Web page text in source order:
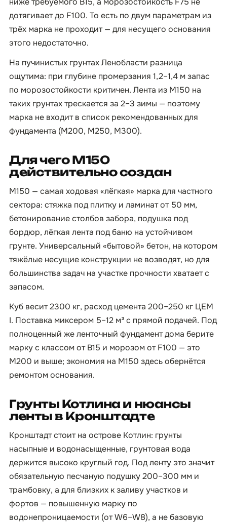
дотягивает до F100. То есть по двум параметрам из
трёх марка не проходит — для несущего основания
этого недостаточно.
На пучинистых грунтах Ленобласти разница
ощутима: при глубине промерзания 1,2–1,4 м запас
по морозостойкости критичен. Лента из М150 на
таких грунтах трескается за 2–3 зимы — поэтому
марка не входит в список рекомендованных для
фундамента (М200, М250, М300).
Для чего М150
действительно создан
М150 — самая ходовая «лёгкая» марка для частного
сектора: стяжка под плитку и ламинат от 50 мм,
бетонирование столбов забора, подушка под
бордюр, лёгкая лента под баню на устойчивом
грунте. Универсальный «бытовой» бетон, на котором
тяжёлые несущие конструкции не возводят, но для
большинства задач на участке прочности хватает с
запасом.
Куб весит 2300 кг, расход цемента 200–250 кг ЦЕМ
I. Поставка миксером 5–12 м³ с прямой подачей. Под
полноценный же ленточный фундамент дома берите
марку с классом от B15 и морозом от F100 — это
М200 и выше; экономия на М150 здесь обернётся
ремонтом основания.
Грунты Котлина и нюансы
ленты в Кронштадте
Кронштадт стоит на острове Котлин: грунты
насыпные и водонасыщенные, грунтовая вода
держится высоко круглый год. Под ленту это значит
обязательную песчаную подушку 200–300 мм и
трамбовку, а для близких к заливу участков и
фортов — повышенную марку по
водонепроницаемости (от W6–W8), а не базовую